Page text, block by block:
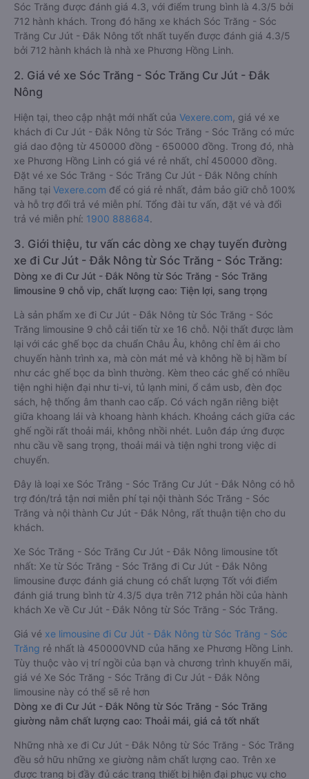
Sóc Trăng được đánh giá 4.3, với điểm trung bình là 4.3/5 bởi
712 hành khách. Trong đó hãng xe khách Sóc Trăng - Sóc
Trăng Cư Jút - Đắk Nông tốt nhất tuyến được đánh giá 4.3/5
bởi 712 hành khách là nhà xe Phương Hồng Linh.
2. Giá vé xe Sóc Trăng - Sóc Trăng Cư Jút - Đắk
Nông
Hiện tại, theo cập nhật mới nhất của Vexere.com , giá vé xe
khách đi Cư Jút - Đắk Nông từ Sóc Trăng - Sóc Trăng có mức
giá dao động từ 450000 đồng - 650000 đồng. Trong đó, nhà
xe Phương Hồng Linh có giá vé rẻ nhất, chỉ 450000 đồng.
Đặt vé xe Sóc Trăng - Sóc Trăng Cư Jút - Đắk Nông chính
hãng tại Vexere.com để có giá rẻ nhất, đảm bảo giữ chỗ 100%
và hỗ trợ đổi trả vé miễn phí. Tổng đài tư vấn, đặt vé và đổi
trả vé miễn phí: 1900 888684.
3. Giới thiệu, tư vấn các dòng xe chạy tuyến đường
xe đi Cư Jút - Đắk Nông từ Sóc Trăng - Sóc Trăng:
Dòng xe đi Cư Jút - Đắk Nông từ Sóc Trăng - Sóc Trăng
limousine 9 chỗ vip, chất lượng cao: Tiện lợi, sang trọng
Là sản phẩm xe đi Cư Jút - Đắk Nông từ Sóc Trăng - Sóc
Trăng limousine 9 chỗ cải tiến từ xe 16 chỗ. Nội thất được làm
lại với các ghế bọc da chuẩn Châu Âu, không chỉ êm ái cho
chuyến hành trình xa, mà còn mát mẻ và không hề bị hầm bí
như các ghế bọc da bình thường. Kèm theo các ghế có nhiều
tiện nghi hiện đại như ti-vi, tủ lạnh mini, ổ cắm usb, đèn đọc
sách, hệ thống âm thanh cao cấp. Có vách ngăn riêng biệt
giữa khoang lái và khoang hành khách. Khoảng cách giữa các
ghế ngồi rất thoải mái, không nhồi nhét. Luôn đáp ứng được
nhu cầu về sang trọng, thoải mái và tiện nghi trong việc di
chuyển.
Đây là loại xe Sóc Trăng - Sóc Trăng Cư Jút - Đắk Nông có hỗ
trợ đón/trả tận nơi miễn phí tại nội thành Sóc Trăng - Sóc
Trăng và nội thành Cư Jút - Đắk Nông, rất thuận tiện cho du
khách.
Xe Sóc Trăng - Sóc Trăng Cư Jút - Đắk Nông limousine tốt
nhất: Xe từ Sóc Trăng - Sóc Trăng đi Cư Jút - Đắk Nông
limousine được đánh giá chung có chất lượng Tốt với điểm
đánh giá trung bình từ 4.3/5 dựa trên 712 phản hồi của hành
khách Xe về Cư Jút - Đắk Nông từ Sóc Trăng - Sóc Trăng.
Giá vé xe limousine đi Cư Jút - Đắk Nông từ Sóc Trăng - Sóc
Trăng rẻ nhất là 450000VND của hãng xe Phương Hồng Linh.
Tùy thuộc vào vị trí ngồi của bạn và chương trình khuyến mãi,
giá vé Xe Sóc Trăng - Sóc Trăng đi Cư Jút - Đắk Nông
limousine này có thể sẽ rẻ hơn
Dòng xe đi Cư Jút - Đắk Nông từ Sóc Trăng - Sóc Trăng
giường nằm chất lượng cao: Thoải mái, giá cả tốt nhất
Những nhà xe đi Cư Jút - Đắk Nông từ Sóc Trăng - Sóc Trăng
đều sở hữu những xe giường nằm chất lượng cao. Trên xe
được trang bị đầy đủ các trang thiết bị hiện đại phục vụ cho